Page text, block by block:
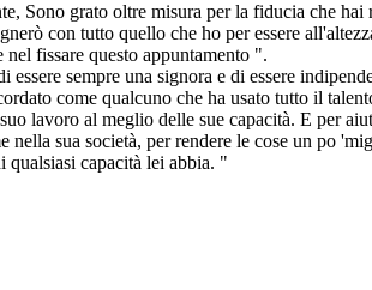
Sono grato oltre misura per la fiducia che hai
con tutto quello che ho per essere
nel fissare questo appuntamento ".
essere sempre una signora e di essere
come qualcuno che ha usato tutto il
lavoro al meglio delle sue capacità. E per
nella sua società, per rendere le cose un po
qualsiasi capacità lei abbia. "